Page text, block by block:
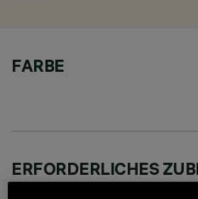
FARBE
ERFORDERLICHES
Um das Produkt ordnungsgemäß zu installieren und zu